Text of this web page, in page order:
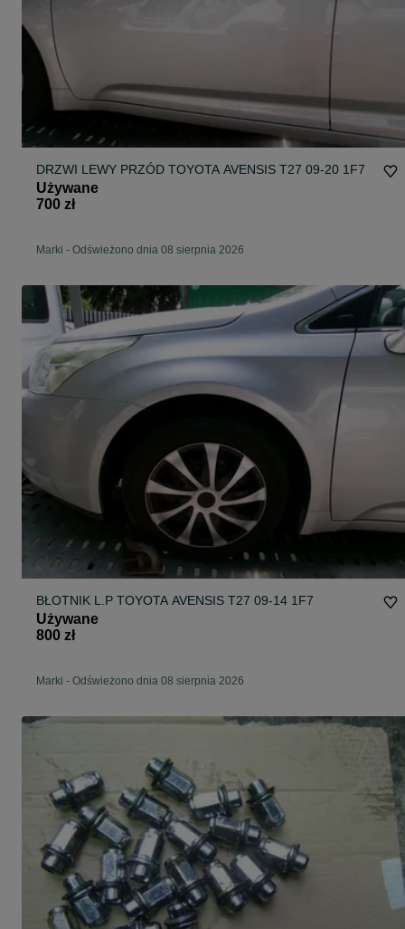
DRZWI LEWY PRZÓD TOYOTA AVENSIS T27 09-20 1F7
Używane
700 zł
Marki - Odświeżono dnia 08 sierpnia 2026
BŁOTNIK L.P TOYOTA AVENSIS T27 09-14 1F7
Używane
800 zł
Marki - Odświeżono dnia 08 sierpnia 2026